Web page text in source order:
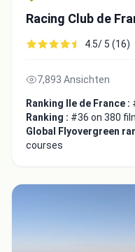
Racing Club de
4.5/ 5 (16)
7,893 Ansichten
Ranking Ile de France :
Ranking : #36 on 380
Global Flyovergreen
courses